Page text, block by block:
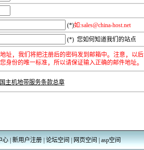
(*)如:sales@china-host.net
(*)您如何知道我们的站点
址， 我们将把注册后的密码发到邮箱中。 注意，
以后
身份的唯一标准， 所以请保证输入正确的邮件地址。
主机地带服务条款总章
心 新用户注册|论坛空间|网页空间|asp空间